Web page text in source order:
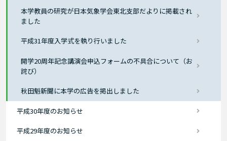
本学教員の研究が日本気象学会東北支部だよりに掲載され
ました
平成31年度入学式を執り行いました
開学20周年記念講演会申込フォームの不具合について（お
詫び）
秋田魁新聞に本学の広告を掲出しました
平成30年度のお知らせ
平成29年度のお知らせ